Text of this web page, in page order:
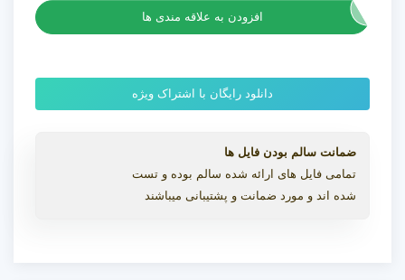
افزودن به علاقه مندی ها
دانلود رایگان با اشتراک ویژه
ضمانت سالم بودن فایل ها
تمامی فایل های ارائه شده سالم بوده و تست
شده اند و مورد ضمانت و پشتیبانی میباشند